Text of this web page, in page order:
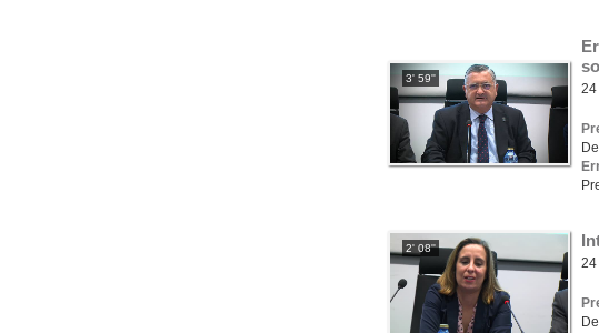
3' 59''
24
2' 08''
24